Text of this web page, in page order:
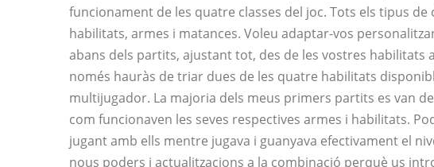
funcionament de les quatre classes del joc. Tots els tipus de
habilitats, armes i matances. Voleu adaptar-vos
abans dels partits, ajustant tot, des de les vostres habilitats
només hauràs de triar dues de les quatre habilitats
multijugador. La majoria dels meus primers partits es van
com funcionaven les seves respectives armes i habilitats.
jugant amb ells mentre jugava i guanyava efectivament el
nous poders i actualitzacions a la combinació perquè us